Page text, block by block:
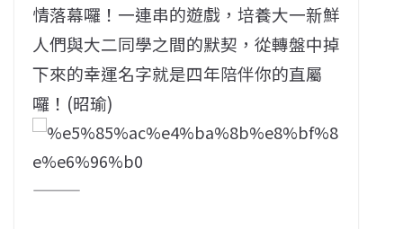
情落幕囉！一連串的遊戲，培養大一新鮮
人們與大二同學之間的默契，從轉盤中掉
下來的幸運名字就是四年陪伴你的直屬
囉！(昭瑜)
———